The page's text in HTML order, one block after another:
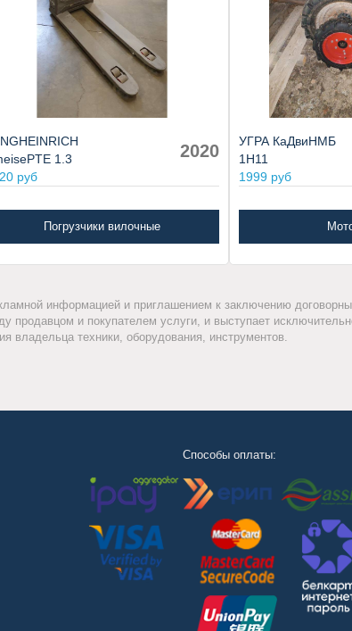
1.3
руб
2020
Погрузчики вилочные
УГРА КаДвиНМБ
1Н11
1999 руб
информацией и приглашением к заключению
продавцом и покупателем услуги, и выступает
владельца техники, оборудования, инструментов.
Способы оплаты: